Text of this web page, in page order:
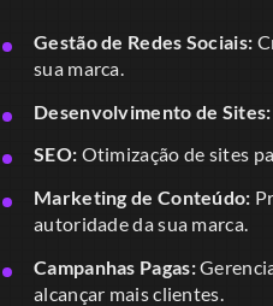
Gestão de Redes Sociais:
sua marca.
Desenvolvimento de Sites:
SEO: Otimização de sites
Marketing de Conteúdo:
autoridade da sua marca.
Campanhas Pagas:
alcançar mais clientes.